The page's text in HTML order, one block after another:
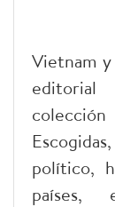
Vietnam
político,